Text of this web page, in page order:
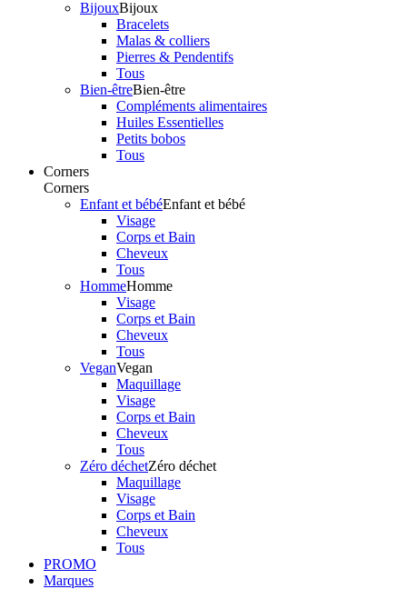
BijouxBijoux
Bracelets
Malas & colliers
Pierres & Pendentifs
Tous
Bien-êtreBien-être
Compléments alimentaires
Huiles Essentielles
Petits bobos
Tous
Corners
Corners
Enfant et bébéEnfant et bébé
Visage
Corps et Bain
Cheveux
Tous
HommeHomme
Visage
Corps et Bain
Cheveux
Tous
VeganVegan
Maquillage
Visage
Corps et Bain
Cheveux
Tous
Zéro déchetZéro déchet
Maquillage
Visage
Corps et Bain
Cheveux
Tous
PROMO
Marques